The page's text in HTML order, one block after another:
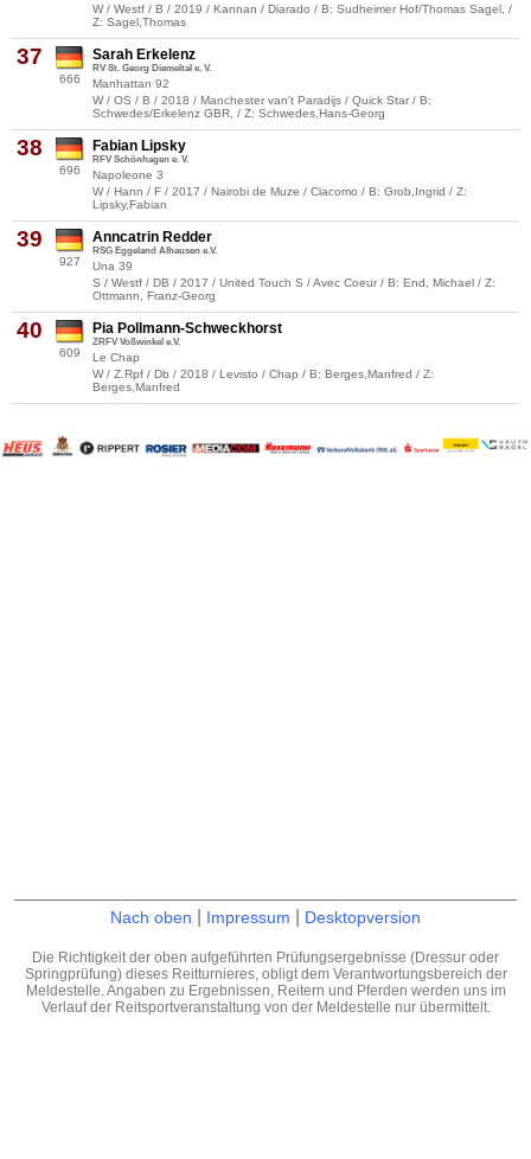
W / Westf / B / 2019 / Kannan / Diarado / B: Sudheimer Hof/Thomas Sagel, /
Z: Sagel,Thomas
37
666
Sarah Erkelenz
RV St. Georg Diemeltal e. V.
Manhattan 92
W / OS / B / 2018 / Manchester van't Paradijs / Quick Star / B:
Schwedes/Erkelenz GBR, / Z: Schwedes,Hans-Georg
38
696
Fabian Lipsky
RFV Schönhagen e. V.
Napoleone 3
W / Hann / F / 2017 / Nairobi de Muze / Ciacomo / B: Grob,Ingrid / Z:
Lipsky,Fabian
39
927
Anncatrin Redder
RSG Eggeland Alhausen e.V.
Una 39
S / Westf / DB / 2017 / United Touch S / Avec Coeur / B: End, Michael / Z:
Ottmann, Franz-Georg
40
609
Pia Pollmann-Schweckhorst
ZRFV Voßwinkel e.V.
Le Chap
W / Z.Rpf / Db / 2018 / Levisto / Chap / B: Berges,Manfred / Z:
Berges,Manfred
Nach oben Impressum Desktopversion
Die Richtigkeit der oben aufgeführten Prüfungsergebnisse (Dressur oder
Springprüfung) dieses Reitturnieres, obligt dem Verantwortungsbereich der
Meldestelle. Angaben zu Ergebnissen, Reitern und Pferden werden uns im
Verlauf der Reitsportveranstaltung von der Meldestelle nur übermittelt.